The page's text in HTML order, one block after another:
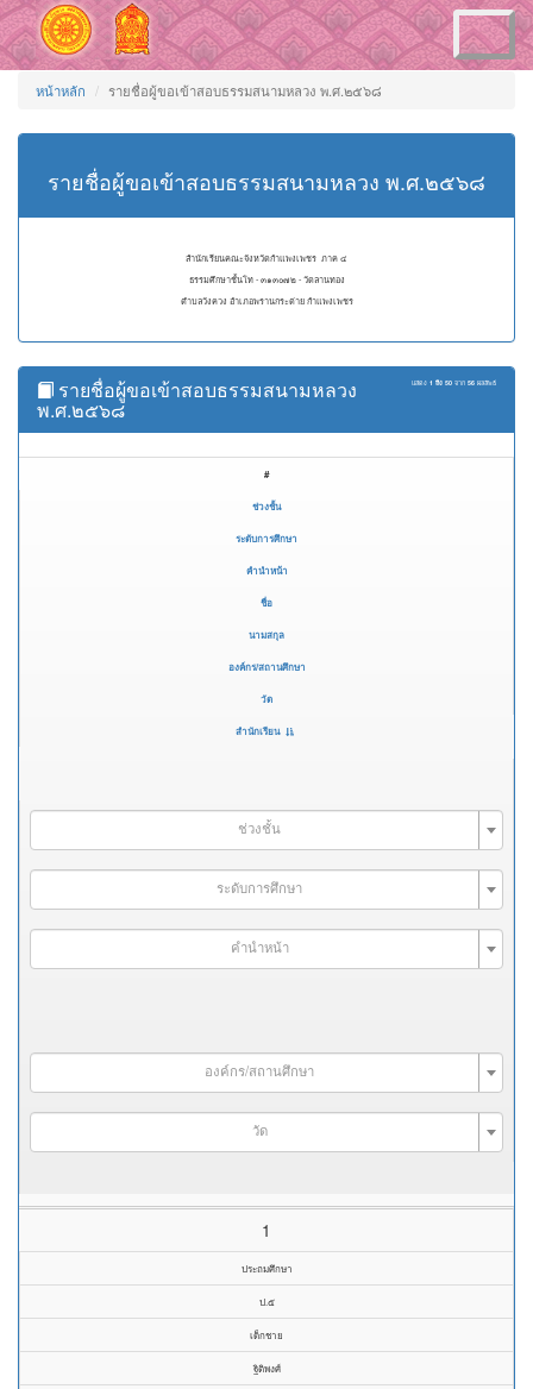
Toggle
navigation
หน้าหลัก รายชื่อผู้ขอเข้าสอบธรรมสนามหลวง พ.ศ.๒๕๖๘
รายชื่อผู้ขอเข้าสอบธรรมสนามหลวง พ.ศ.๒๕๖๘
สำนักเรียนคณะจังหวัดกำแพงเพชร ภาค ๔
ธรรมศึกษาชั้นโท - ๓๑๓๐๗๒ - วัดลานทอง
ตำบลวังควง อำเภอพรานกระต่าย กำแพงเพชร
แสดง 1 ถึง 50 จาก 56 ผลลัพธ์
รายชื่อผู้ขอเข้าสอบธรรมสนามหลวง
พ.ศ.๒๕๖๘
#
ช่วงชั้น
ระดับการศึกษา
คำนำหน้า
ชื่อ
นามสกุล
องค์กร/สถานศึกษา
วัด
สำนักเรียน
ช่วงชั้น
ระดับการศึกษา
คำนำหน้า
องค์กร/สถานศึกษา
วัด
1
ประถมศึกษา
ป.๕
เด็กชาย
ฐิติพงศ์